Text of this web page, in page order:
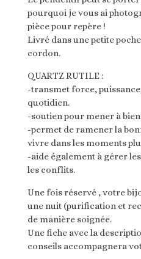
pourquoi je vous ai
pièce pour repère !
Livré dans une petite
cordon.
QUARTZ RUTILE :
-transmet force,
quotidien.
-soutien pour mener à
-permet de ramener la
vivre dans les moments
-aide également à gérer
les conflits.
Une fois réservé , votre
une nuit (purification et
de manière soignée.
Une fiche avec la
conseils accompagnera